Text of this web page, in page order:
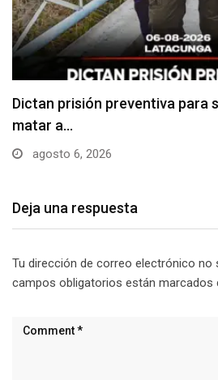
Usuarios madrugan y hacen
obtener…
agosto 6, 2026
Deja una respuesta
Tu dirección de correo electrónico no
campos obligatorios están marcados